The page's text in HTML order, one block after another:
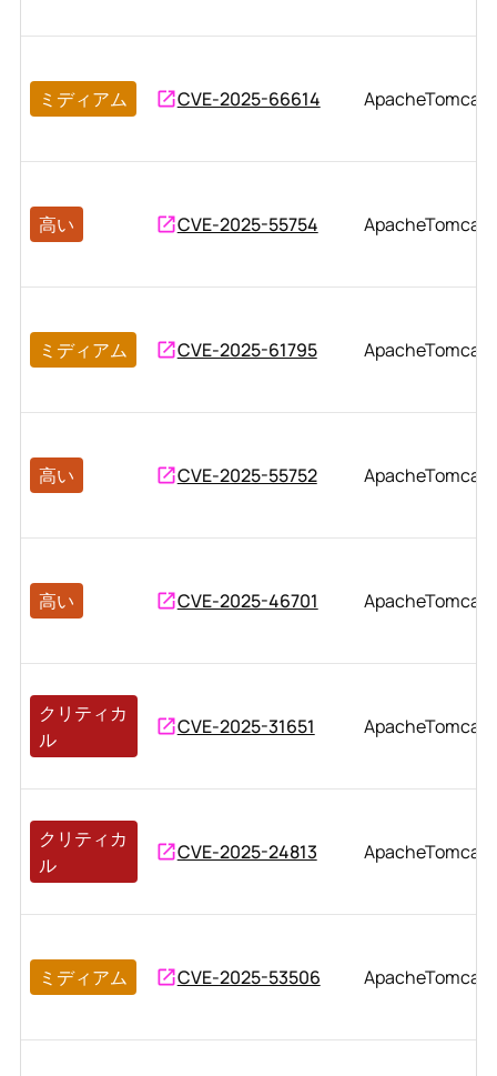
ミディアム CVE-2025-66614 ApacheTomcat
高い CVE-2025-55754 ApacheTomcat
ミディアム CVE-2025-61795 ApacheTomcat
高い CVE-2025-55752 ApacheTomcat
高い CVE-2025-46701 ApacheTomcat
クリティカ
ル
CVE-2025-31651 ApacheTomcat
クリティカ
ル
CVE-2025-24813 ApacheTomcat
ミディアム CVE-2025-53506 ApacheTomcat